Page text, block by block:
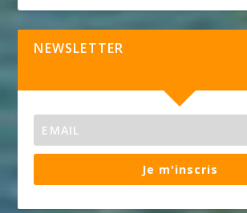
NEWSLETTER
Je m'inscris